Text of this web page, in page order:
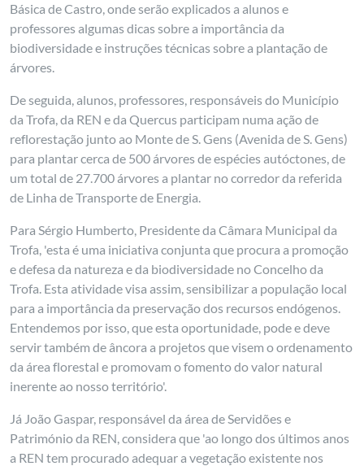
Básica de Castro, onde serão explicados a alunos e
professores algumas dicas sobre a importância da
biodiversidade e instruções técnicas sobre a plantação de
árvores.
De seguida, alunos, professores, responsáveis do Município
da Trofa, da REN e da Quercus participam numa ação de
reflorestação junto ao Monte de S. Gens (Avenida de S. Gens)
para plantar cerca de 500 árvores de espécies autóctones, de
um total de 27.700 árvores a plantar no corredor da referida
de Linha de Transporte de Energia.
Para Sérgio Humberto, Presidente da Câmara Municipal da
Trofa, 'esta é uma iniciativa conjunta que procura a promoção
e defesa da natureza e da biodiversidade no Concelho da
Trofa. Esta atividade visa assim, sensibilizar a população local
para a importância da preservação dos recursos endógenos.
Entendemos por isso, que esta oportunidade, pode e deve
servir também de âncora a projetos que visem o ordenamento
da área florestal e promovam o fomento do valor natural
inerente ao nosso território'.
Já João Gaspar, responsável da área de Servidões e
Património da REN, considera que 'ao longo dos últimos anos
a REN tem procurado adequar a vegetação existente nos